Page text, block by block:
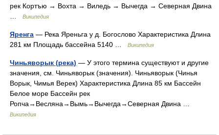
рек Кортъю → Вохта → Виледь → Вычегда → Северная Двина
Википедия
Яренга — Река Яреньга у д. Богослово Характеристика Длина
281 км Площадь бассейна 5140 …
Википедия
Чиньяворык (река) — У этого термина существуют и другие
значения, см. Чиньяворык (значения). Чиньяворык (Чинья
Ворык, Чимья Верек) Характеристика Длина 85 км Бассейн
Белое море Бассейн рек
Ропча→Весляна→Вымь→Вычегда→Северная Двина …
Википедия